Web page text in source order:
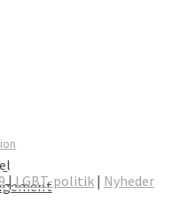
|LGBT-politik | Nyheder